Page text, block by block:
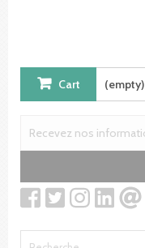
Cart (empty)